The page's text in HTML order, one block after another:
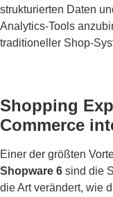
strukturierten Daten
Analytics-Tools
traditioneller Shop-
Shopping
Commerce
Einer der größten
Shopware 6 sind die
die Art verändert, wie